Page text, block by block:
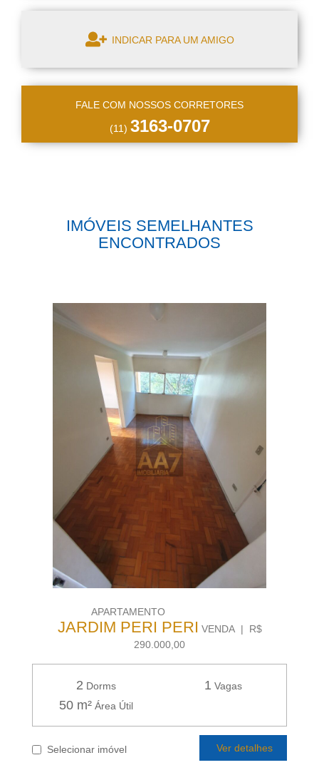
INDICAR PARA UM AMIGO
FALE COM NOSSOS CORRETORES
(11) 3163-0707
IMÓVEIS SEMELHANTES
ENCONTRADOS
APARTAMENTO
JARDIM PERI PERI VENDA | R$
290.000,00
2 Dorms 1 Vagas
50 m² Área Útil
Selecionar imóvel Ver detalhes